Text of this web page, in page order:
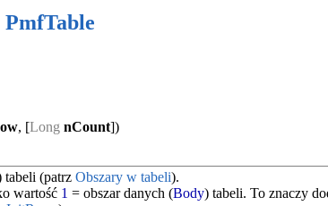
PmfTable
, [Long nCount])
tabeli (patrz Obszary w tabeli).
wartość 1 = obszar danych (Body) tabeli. To znaczy